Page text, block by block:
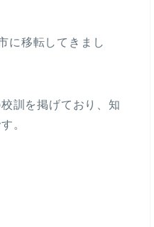
に移転してきまし
訓を掲げており、知
。